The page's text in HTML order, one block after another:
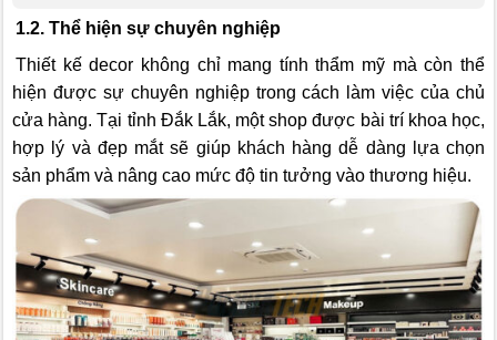
1.2. Thể hiện sự chuyên nghiệp
Thiết kế decor không chỉ mang tính thẩm mỹ mà còn thể
hiện được sự chuyên nghiệp trong cách làm việc của chủ
cửa hàng. Tại tỉnh Đắk Lắk, một shop được bài trí khoa học,
hợp lý và đẹp mắt sẽ giúp khách hàng dễ dàng lựa chọn
sản phẩm và nâng cao mức độ tin tưởng vào thương hiệu.